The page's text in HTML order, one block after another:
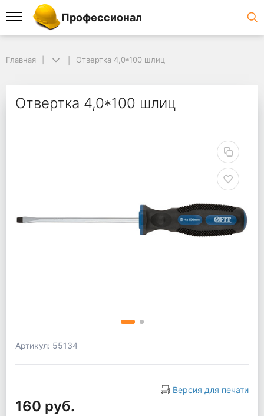
Профессионал
Главная Отвертка 4,0*100 шлиц
Отвертка 4,0*100 шлиц
Артикул: 55134
Версия для печати
160 руб.